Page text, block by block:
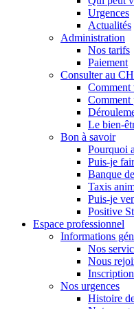
Urgences
Actualités
Administration
Nos tarifs
Paiement
Consulter au
Comment
Comment
Le bien-
Bon à savoir
Pourquoi
Puis-je
Banque
Taxis
Puis-je
Positive
Espace professionnel
Informations
Nos
Nous
Nos urgences
Histoire